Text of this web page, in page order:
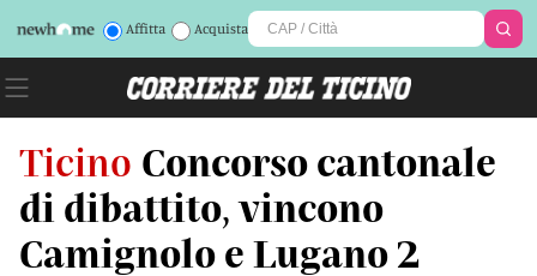
Affitta Acquista
Ticino Concorso cantonale
di dibattito, vincono
Camignolo e Lugano 2